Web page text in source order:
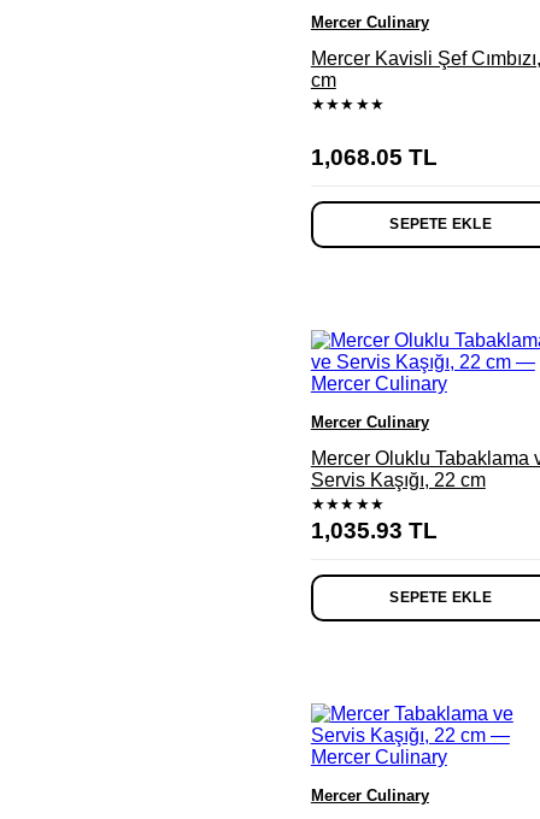
Mercer Culinary
Mercer Kavisli Şef
cm
★★★★★
1,068.05 TL
SEPETE EKLE
Mercer Culinary
Mercer Oluklu Tabaklama
Servis Kaşığı, 22 cm
★★★★★
1,035.93 TL
SEPETE EKLE
Mercer Culinary